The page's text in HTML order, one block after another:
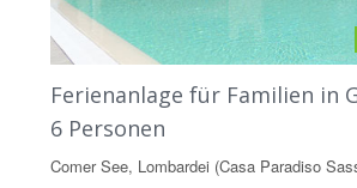
Ferienanlage für Familien in
6 Personen
Comer See, Lombardei (Casa Paradiso